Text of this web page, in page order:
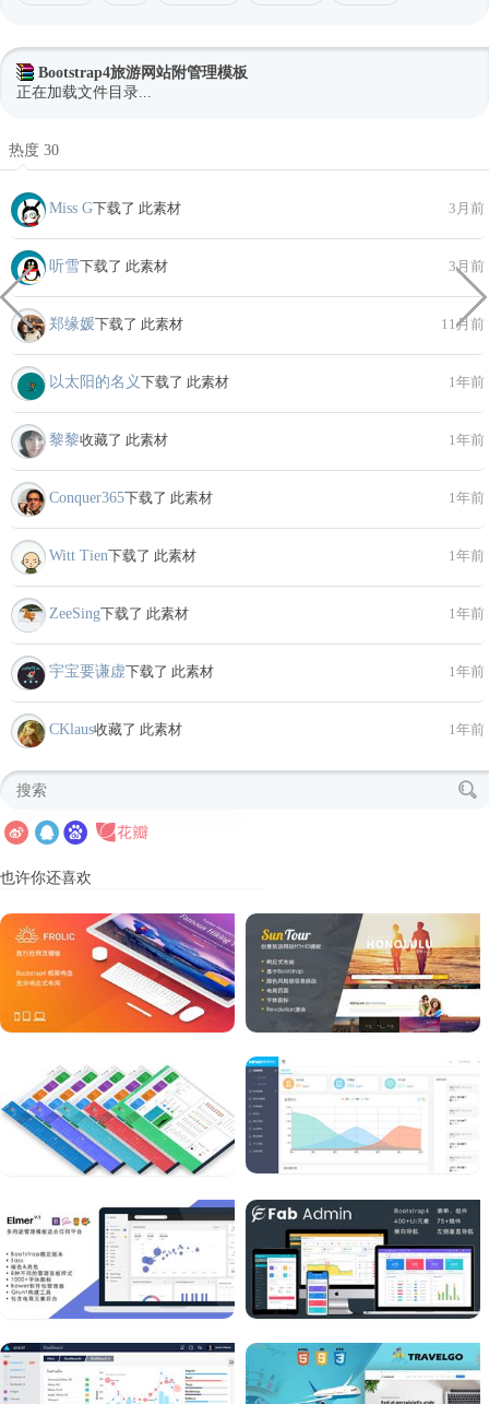
Bootstrap4旅游网站附管理模板
正在加载文件目录...
热度 30
Miss G下载了 此素材 3月前
听雪下载了 此素材 3月前
郑缘媛下载了 此素材 11月前
以太阳的名义下载了 此素材 1年前
黎黎收藏了 此素材 1年前
Conquer365下载了 此素材 1年前
Witt Tien下载了 此素材 1年前
ZeeSing下载了 此素材 1年前
宇宝要谦虚下载了 此素材 1年前
CKlaus收藏了 此素材 1年前
也许你还喜欢